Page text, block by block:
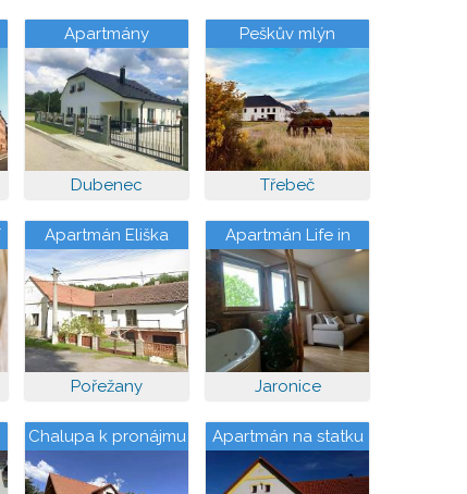
Apartmány
CHANELITA
Dubenec
Peškův mlýn
Třebeč
Apartmán Eliška
Pořežany
Apartmán Life in
Nature
Jaronice
Chalupa k pronájmu Apartmán na statku